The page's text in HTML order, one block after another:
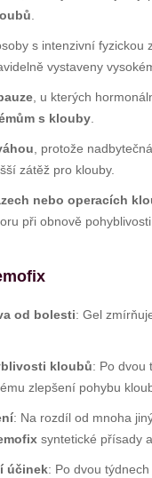
.
s intenzivní fyzickou
vystaveny
, u kterých
s klouby.
, protože
zátěž pro klouby.
nebo operacích
při obnově
od bolesti: Gel
kloubů: Po dvou
zlepšení pohybu
: Na rozdíl od mnoha
syntetické přísady
účinek: Po dvou